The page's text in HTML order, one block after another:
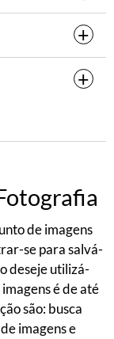
de imagens
se para salvá-
deseje utilizá-
é de até
são: busca
imagens e